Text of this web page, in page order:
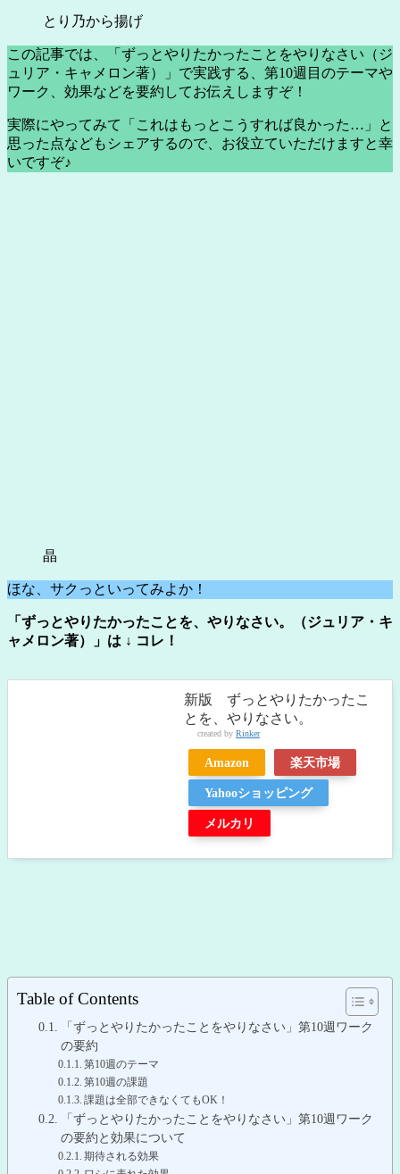
とり乃から揚げ
この記事では、「ずっとやりたかったことをやりなさい（ジ
ュリア・キャメロン著）」で実践する、第10週目のテーマや
ワーク、効果などを要約してお伝えしますぞ！
実際にやってみて「これはもっとこうすれば良かった…」と
思った点などもシェアするので、お役立ていただけますと幸
いですぞ♪
晶
ほな、サクっといってみよか！
「ずっとやりたかったことを、やりなさい。（ジュリア・キ
ャメロン著）」は ↓ コレ！
新版 ずっとやりたかったこ
とを、やりなさい。
created by Rinker
Amazon 楽天市場
Yahooショッピング
メルカリ
Table of Contents
「ずっとやりたかったことをやりなさい」第10週ワーク
の要約
第10週のテーマ
第10週の課題
課題は全部できなくてもOK！
「ずっとやりたかったことをやりなさい」第10週ワーク
の要約と効果について
期待される効果